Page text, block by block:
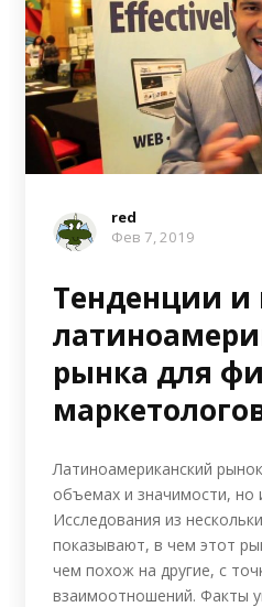
red
Фев 7, 2019
Тенденции
рынка для
Латиноамериканский
объемах и значимости, но
Исследования из
показывают, в чем этот
чем похож на другие, с
взаимоотношений. Факты